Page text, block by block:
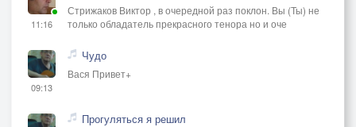
11:16
Стрижаков Виктор , в очередной раз поклон. Вы (Ты) не
только обладатель прекрасного тенора но и оче
09:13
Чудо
Вася Привет+
Прогуляться я решил